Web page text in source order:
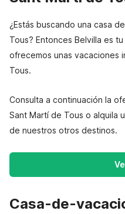
¿Estás buscando una casa
Tous? Entonces Belvilla es
ofrecemos unas vacaciones
Tous.
Consulta a continuación la
Sant Martí de Tous o alquila
de nuestros otros destinos.
Casa-de-